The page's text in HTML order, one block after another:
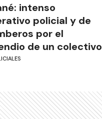
intenso
policial y de
por el
de un colectivo